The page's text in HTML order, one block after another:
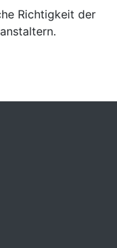
Richtigkeit der
nach oben